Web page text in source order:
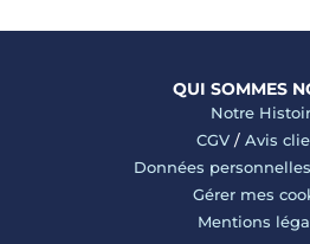
QUI SOMMES
Notre
CGV/ Avis
Données personnelles
Gérer mes
Mentions